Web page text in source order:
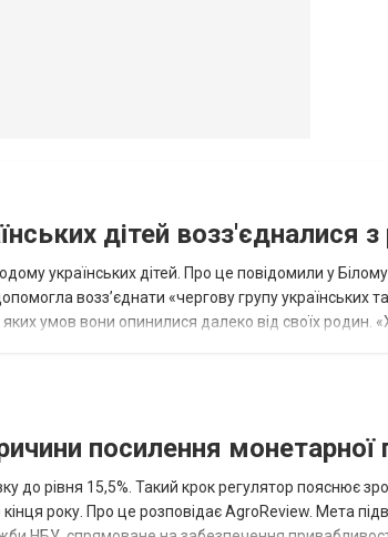
дітей возз'єдналися
українських дітей. Про це повідомили у
возз’єднати «чергову групу українських та
яких умов вони опинилися далеко від своїх родин.
посилення монетарної
до рівня 15,5%. Такий крок регулятор пояснює
року. Про це розповідає AgroReview. Мета